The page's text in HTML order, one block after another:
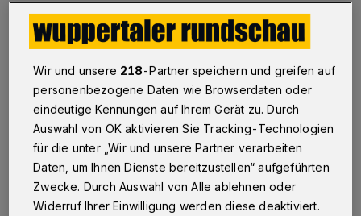
Termine Król liest im Opernhaus
Schauspiel-Legende
Król liest im Opernhaus
Wuppertal·Er ist eine Schauspieler-Legende, gerade
erst wieder im Kino-Hit "Der Junge muss an die frische
Luft" als Kohlenpott-Opi zu sehen. Am 9. Februar
2019 ist Joachim Król auf der Bühne des Opernhauses
zu erleben.
Wir und unsere 218-Partner speichern und greifen auf
personenbezogene Daten wie Browserdaten oder
eindeutige Kennungen auf Ihrem Gerät zu. Durch
Auswahl von OK aktivieren Sie Tracking-Technologien
für die unter „Wir und unsere Partner verarbeiten
Daten, um Ihnen Dienste bereitzustellen“ aufgeführten
Zwecke. Durch Auswahl von Alle ablehnen oder
Widerruf Ihrer Einwilligung werden diese deaktiviert.